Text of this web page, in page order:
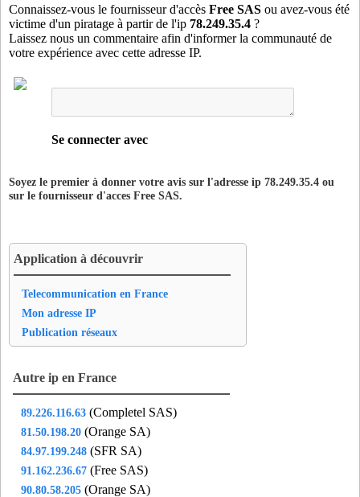
cri75- Paris 19 (13 km)
crn93 - Saint-Denis (16 km)
crz75- Paris 12 (11 km)
dag94
- Garges-les-Gonesse (16 km)
did75- Paris 12 (11 km)
en777- Emerainville (8 km)
f9s77
fes75
- Paris 19 (12 km)
fil75- Paris 03 (13 km)
fla93- Aubervilliers (13 km)
fon75
- Paris 20 (10 km)
gam75- Paris 20 (10 km)
gam92- Montrouge (16 km)
gam93- Bagnolet (9 km)
gch75- Paris 20 (10 km)
gen92- Gennevilliers (19 km)
Connaissez-vous le fournisseur d'accès Free SAS ou avez-vous été
victime d'un piratage à partir de l'ip 78.249.35.4 ?
Laissez nous un commentaire afin d'informer la communauté de
votre expérience avec cette adresse IP.
Se connecter avec
Soyez le premier à donner votre avis sur l'adresse ip 78.249.35.4 ou
sur le fournisseur d'acces Free SAS.
Application à découvrir
Telecommunication en France
Mon adresse IP
Publication réseaux
Autre ip en France
89.226.116.63 (Completel SAS)
81.50.198.20 (Orange SA)
84.97.199.248 (SFR SA)
91.162.236.67 (Free SAS)
90.80.58.205 (Orange SA)